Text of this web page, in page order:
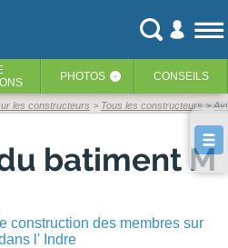
PHOTOS ‹ CONSEILS
les constructeurs Tous les constructeurs
batiment M
construction des membres sur
l' Indre